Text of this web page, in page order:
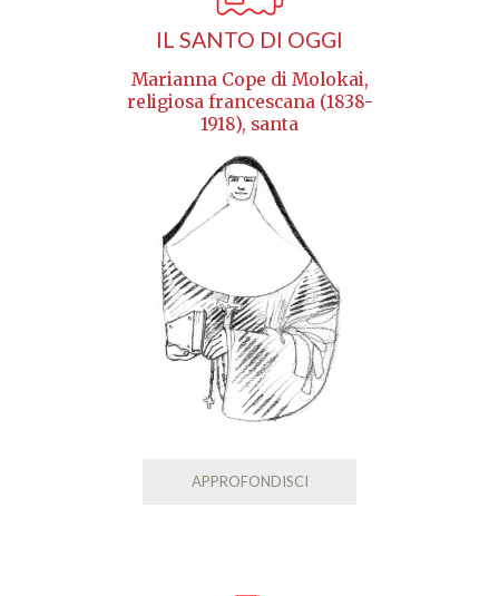
IL SANTO DI OGGI
Marianna Cope di Molokai,
religiosa francescana (1838-
1918), santa
APPROFONDISCI